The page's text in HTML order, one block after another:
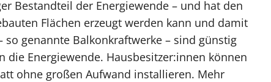
Bestandteil der Energiewende – und hat den
Flächen erzeugt werden kann und damit
genannte Balkonkraftwerke – sind günstig
Energiewende. Hausbesitzer:innen können
ohne großen Aufwand installieren. Mehr